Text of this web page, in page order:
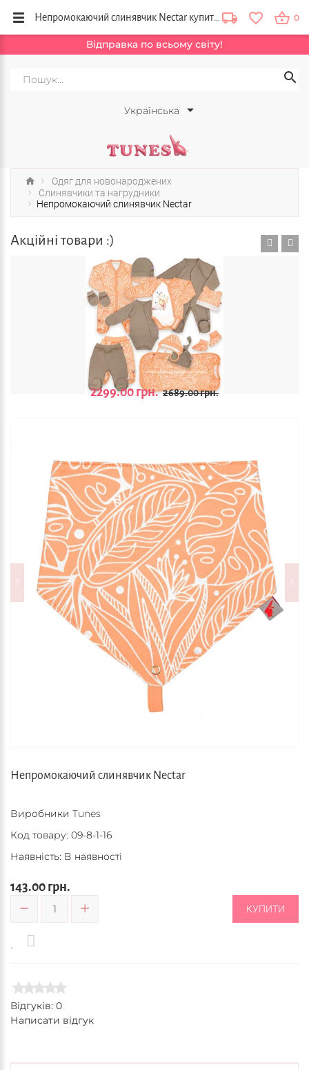
Відправка по всьому світу!
Українська
0
Одяг для новонароджених
Слинявчики та нагрудники
Непромокаючий слинявчик Nectar
Акційні товари :)
2299.00 грн. 2689.00 грн.
Непромокаючий слинявчик Nectar
Виробники Tunes
Код товару: 09-8-1-16
Наявність: В наявності
143.00 грн.
КУПИТИ
Відгуків: 0
Написати відгук